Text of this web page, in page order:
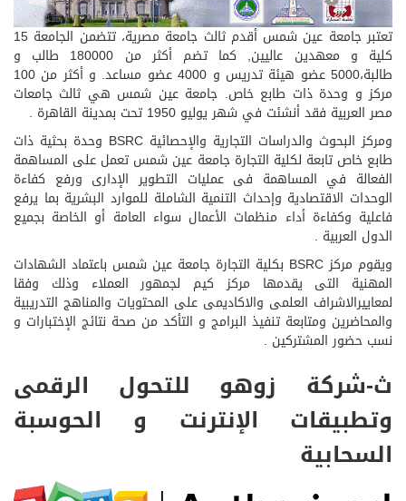
تعتبر جامعة عين شمس أقدم ثالث جامعة مصرية، تتضمن الجامعة 15
كلية و معهدين عاليين, كما تضم أكثر من 180000 طالب و
طالبة،5000 عضو هيئة تدريس و 4000 عضو مساعد. و أكثر من 100
مركز و وحدة ذات طابع خاص. جامعة عين شمس هي ثالث جامعات
مصر العربية فقد أنشئت في شهر يوليو 1950 تحت بمدينة القاهرة .
ومركز البحوث والدراسات التجارية والإحصائية BSRC وحدة بحثية ذات
طابع خاص تابعة لكلية التجارة جامعة عين شمس تعمل على المساهمة
الفعالة في المساهمة فى عمليات التطوير الإدارى ورفع كفاءة
الوحدات الاقتصادية وإحداث التنمية الشاملة للموارد البشرية بما يرفع
فاعلية وكفاءة أداء منظمات الأعمال سواء العامة أو الخاصة بجميع
الدول العربية .
ويقوم مركز BSRC بكلية التجارة جامعة عين شمس باعتماد الشهادات
المهنية التى يقدمها مركز كيم لجمهور العملاء وذلك وفقا
لمعاييرالاشراف العلمى والاكاديمى على المحتويات والمناهج التدريبية
والمحاضرين ومتابعة تنفيذ البرامج و التأكد من صحة نتائج الإختبارات و
نسب حضور المشتركين .
ث-شركة زوهو للتحول الرقمى
وتطبيقات الإنترنت و الحوسبة
السحابية